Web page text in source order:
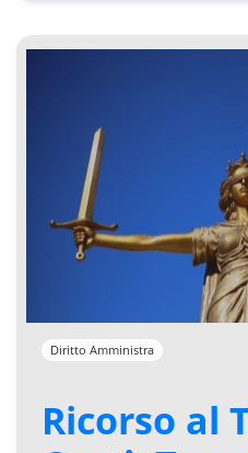
Diritto Amministra
Ricorso al